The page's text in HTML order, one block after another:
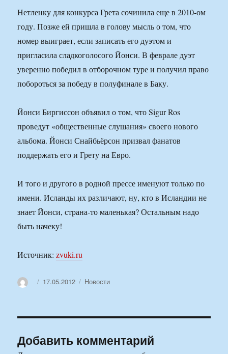
Нетленку для конкурса Грета сочинила еще в 2010-ом
году. Позже ей пришла в голову мысль о том, что
номер выиграет, если записать его дуэтом и
пригласила сладкоголосого Йонси. В феврале дуэт
уверенно победил в отборочном туре и получил право
побороться за победу в полуфинале в Баку.
Йонси Биргиссон объявил о том, что Sigur Ros
проведут «общественные слушания» своего нового
альбома. Йонси Снайбьёрсон призвал фанатов
поддержать его и Грету на Евро.
И того и другого в родной прессе именуют только по
имени. Исланды их различают, ну, кто в Исландии не
знает Йонси, страна-то маленькая? Остальным надо
быть начеку!
Источник:zvuki.ru
АвторОпубликовано
17.05.2012 Рубрики
Новости
Добавить комментарий